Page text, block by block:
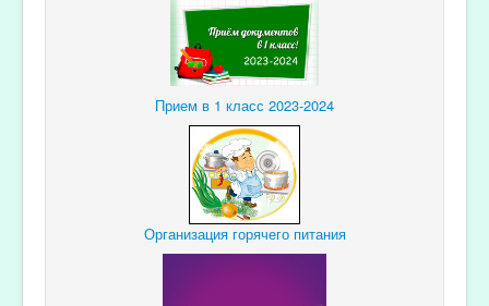
Прием в 1 класс 2023-2024
Организация горячего питания